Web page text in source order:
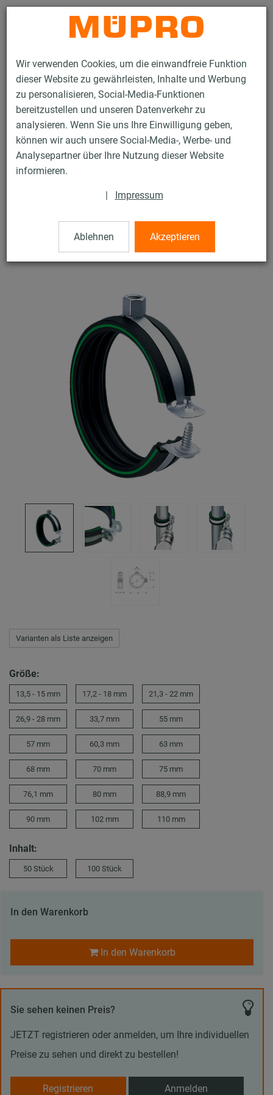
Wir verwenden Cookies, um die einwandfreie Funktion
dieser Website zu gewährleisten, Inhalte und Werbung
zu personalisieren, Social-Media-Funktionen
bereitzustellen und unseren Datenverkehr zu
analysieren. Wenn Sie uns Ihre Einwilligung geben,
können wir auch unsere Social-Media-, Werbe- und
Analysepartner über Ihre Nutzung dieser Website
informieren.
| Impressum
Ablehnen Akzeptieren
Kontakt
Produkte Befestigungstechnik Rohrschellen QUICK
8 / 50
QUICK
Varianten als Liste anzeigen
Größe:
13,5 - 15 mm 17,2 - 18 mm 21,3 - 22 mm
26,9 - 28 mm 33,7 mm 55 mm
57 mm 60,3 mm 63 mm
68 mm 70 mm 75 mm
76,1 mm 80 mm 88,9 mm
90 mm 102 mm 110 mm
Inhalt:
50 Stück 100 Stück
In den Warenkorb
In den Warenkorb
Sie sehen keinen Preis?
JETZT registrieren oder anmelden, um Ihre individuellen
Preise zu sehen und direkt zu bestellen!
Registrieren Anmelden